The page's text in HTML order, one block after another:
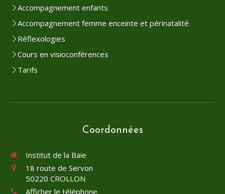
Accompagnement enfants
Accompagnement femme enceinte et périnatalité
Réflexologies
Cours en visioconférences
Tarifs
Coordonnées
Institut de la Baie
18 route de Servon
50220 CROLLON
Afficher le téléphone
Continuer sans accepter